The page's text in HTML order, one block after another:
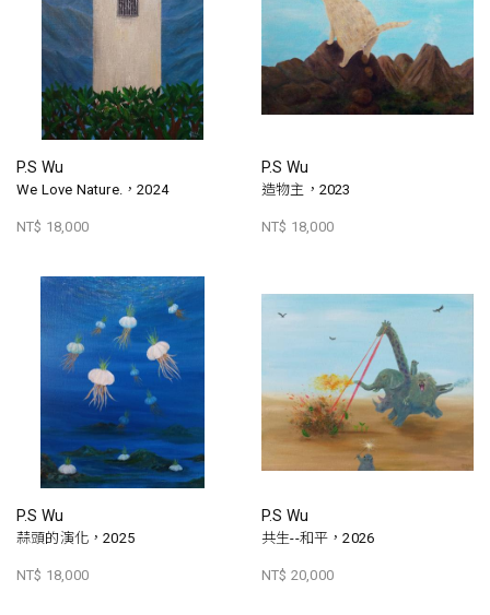
P.S Wu
We Love Nature.，2024
NT$ 18,000
P.S Wu
造物主，2023
NT$ 18,000
P.S Wu
蒜頭的演化，2025
NT$ 18,000
P.S Wu
共生--和平，2026
NT$ 20,000